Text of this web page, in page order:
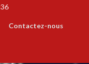
Contactez-nous